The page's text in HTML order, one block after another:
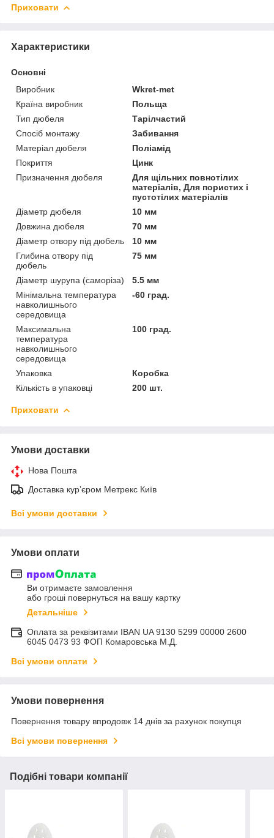
Приховати
Характеристики
Основні
Виробник
Wkret-met
Країна виробник
Польща
Тип дюбеля
Тарілчастий
Спосіб монтажу
Забивання
Матеріал дюбеля
Поліамід
Покриття
Цинк
Призначення дюбеля
Для щільних повнотілих
матеріалів, Для пористих і
пустотілих матеріалів
Діаметр дюбеля
10 мм
Довжина дюбеля
70 мм
Діаметр отвору під дюбель
10 мм
Глибина отвору під
дюбель
75 мм
Діаметр шурупа (саморіза)
5.5 мм
Мінімальна температура
навколишнього
середовища
-60 град.
Максимальна
температура
навколишнього
середовища
100 град.
Упаковка
Коробка
Кількість в упаковці
200 шт.
Приховати
Умови доставки
Нова Пошта
Доставка курʼєром Метрекс Київ
Всі умови доставки
Умови оплати
Ви отримаєте замовлення
або гроші повернуться на вашу картку
Детальніше
Оплата за реквізитами IBAN UA 9130 5299 00000 2600
6045 0473 93 ФОП Комаровська М.Д.
Всі умови оплати
Умови повернення
Повернення товару впродовж 14 днів за рахунок покупця
Всі умови повернення
Подібні товари компанії